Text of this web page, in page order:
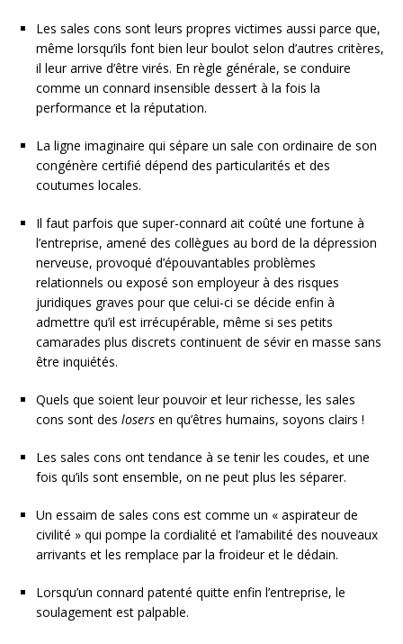
Les sales cons sont leurs propres victimes aussi parce que,
même lorsqu’ils font bien leur boulot selon d’autres critères,
il leur arrive d’être virés. En règle générale, se conduire
comme un connard insensible dessert à la fois la
performance et la réputation.
La ligne imaginaire qui sépare un sale con ordinaire de son
congénère certifié dépend des particularités et des
coutumes locales.
Il faut parfois que super-connard ait coûté une fortune à
l’entreprise, amené des collègues au bord de la dépression
nerveuse, provoqué d’épouvantables problèmes
relationnels ou exposé son employeur à des risques
juridiques graves pour que celui-ci se décide enfin à
admettre qu’il est irrécupérable, même si ses petits
camarades plus discrets continuent de sévir en masse sans
être inquiétés.
Quels que soient leur pouvoir et leur richesse, les sales
cons sont des losers en qu’êtres humains, soyons clairs !
Les sales cons ont tendance à se tenir les coudes, et une
fois qu’ils sont ensemble, on ne peut plus les séparer.
Un essaim de sales cons est comme un « aspirateur de
civilité » qui pompe la cordialité et l’amabilité des nouveaux
arrivants et les remplace par la froideur et le dédain.
Lorsqu’un connard patenté quitte enfin l’entreprise, le
soulagement est palpable.